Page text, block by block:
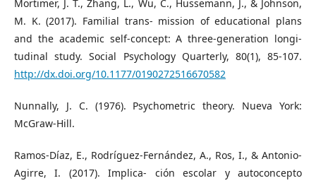
Mortimer, J. T., Zhang, L., Wu, C., Hussemann, J., & Johnson,
M. K. (2017). Familial trans- mission of educational plans
and the academic self-concept: A three-generation longi-
tudinal study. Social Psychology Quarterly, 80(1), 85-107.
http://dx.doi.org/10.1177/0190272516670582
Nunnally, J. C. (1976). Psychometric theory. Nueva York:
McGraw-Hill.
Ramos-Díaz, E., Rodríguez-Fernández, A., Ros, I., & Antonio-
Agirre, I. (2017). Implica- ción escolar y autoconcepto